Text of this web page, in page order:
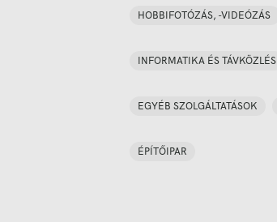
HOBBIFOTÓZÁS, -VIDEÓZÁS
INFORMATIKA ÉS TÁVKÖZLÉS
EGYÉB SZOLGÁLTATÁSOK
ÉPÍTŐIPAR